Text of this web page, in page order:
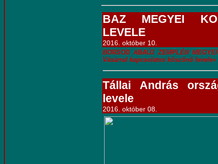
BAZ MEGYEI
LEVELE
2016. október 10.
BORSOD ABAÚJ ZEMPLÉN
Vásárral kapcsolatos köszönő levele»
Tállai András
levele
2016. október 08.